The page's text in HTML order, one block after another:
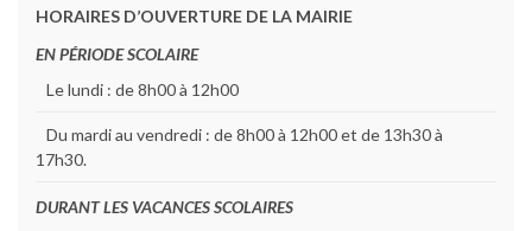
HORAIRES D’OUVERTURE DE LA MAIRIE
EN PÉRIODE SCOLAIRE
Le lundi : de 8h00 à 12h00
Du mardi au vendredi : de 8h00 à 12h00 et de 13h30 à
17h30.
DURANT LES VACANCES SCOLAIRES